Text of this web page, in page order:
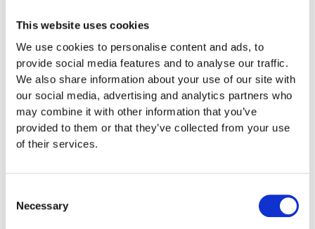
This website uses cookies
We use cookies to personalise content and ads, to
provide social media features and to analyse our traffic.
We also share information about your use of our site with
our social media, advertising and analytics partners who
may combine it with other information that you’ve
provided to them or that they’ve collected from your use
of their services.
Selection
Necessary
där det finns lediga ytor. När barnen
springer mellan klätterställningar och
FALLSKYDD & UNDERLAG
Fallskyddsmattor
Euroflex fallskyddsmatta 30
mm - för fallhöjd till och med
1 meter
Euroflex fallskyddsmatta 50
Euroflex fallskyddsmatta 60
mm – för fallhöjd 1,7 meter